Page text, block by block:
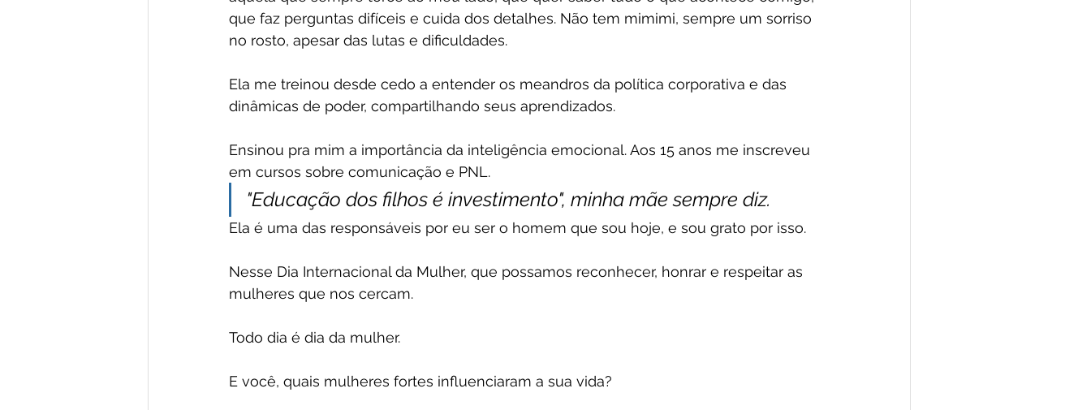
que faz perguntas difíceis e cuida dos detalhes. Não tem mimimi, sempre um sorriso
no rosto, apesar das lutas e dificuldades.
Ela me treinou desde cedo a entender os meandros da política corporativa e das
dinâmicas de poder, compartilhando seus aprendizados.
Ensinou pra mim a importância da inteligência emocional. Aos 15 anos me inscreveu
em cursos sobre comunicação e PNL.
"Educação dos filhos é investimento", minha mãe sempre diz.
Ela é uma das responsáveis por eu ser o homem que sou hoje, e sou grato por isso.
Nesse Dia Internacional da Mulher, que possamos reconhecer, honrar e respeitar as
mulheres que nos cercam.
Todo dia é dia da mulher.
E você, quais mulheres fortes influenciaram a sua vida?